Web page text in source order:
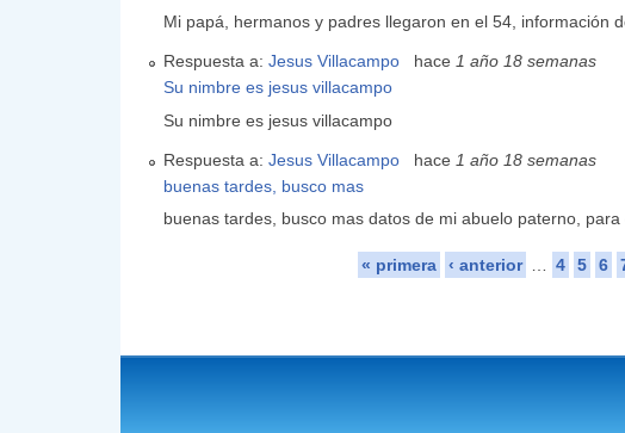
Mi papá, hermanos y padres llegaron en el 54, información
Respuesta a: Jesus Villacampo hace 1 año 18 semanas
Su nimbre es jesus villacampo
Su nimbre es jesus villacampo
Respuesta a: Jesus Villacampo hace 1 año 18 semanas
buenas tardes, busco mas
buenas tardes, busco mas datos de mi abuelo paterno,
« primera ‹ anterior 4 5 6